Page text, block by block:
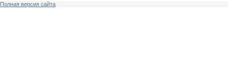
Полная версия сайта